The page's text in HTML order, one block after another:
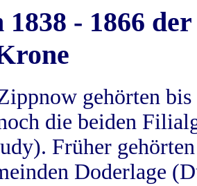
1838 - 1866
gehörten
die beiden
Früher
Doderlage